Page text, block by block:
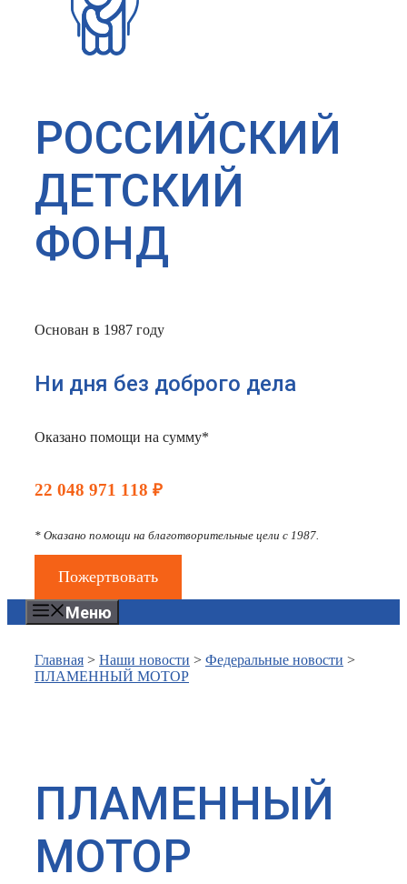
РОССИЙСКИЙ
ДЕТСКИЙ
ФОНД
Основан в 1987 году
Ни дня без доброго дела
Оказано помощи на сумму*
22 048 971 118 ₽
* Оказано помощи на благотворительные цели с 1987.
Пожертвовать
Меню
Главная > Наши новости > Федеральные новости >
ПЛАМЕННЫЙ МОТОР
ПЛАМЕННЫЙ
МОТОР